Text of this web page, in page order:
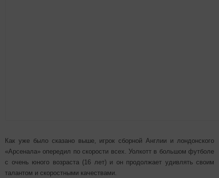
Как уже было сказано выше, игрок сборной Англии и лондонского
«Арсенала» опередил по скорости всех. Уолкотт в большом футболе
с очень юного возраста (16 лет) и он продолжает удивлять своим
талантом и скоростными качествами.